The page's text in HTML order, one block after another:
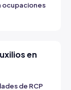
ocupaciones
en
de RCP